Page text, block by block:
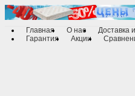
Главная О нас Доставка
Гарантия
Акции